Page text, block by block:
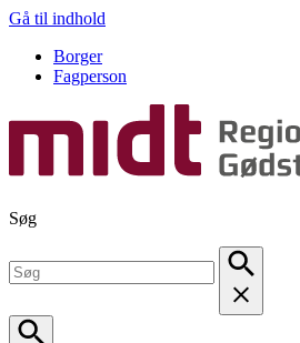
Gå til indhold
Borger
Fagperson
Søg